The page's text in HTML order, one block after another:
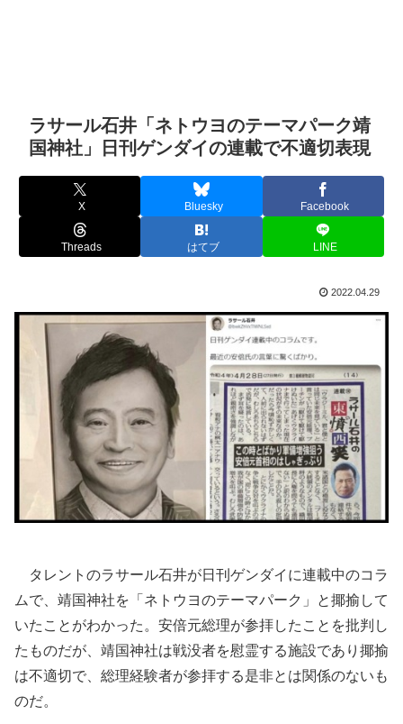
ラサール石井「ネトウヨのテーマパーク靖
国神社」日刊ゲンダイの連載で不適切表現
X Bluesky Facebook
Threads はてブ LINE
2022.04.29
タレントのラサール石井が日刊ゲンダイに連載中のコラ
ムで、靖国神社を「ネトウヨのテーマパーク」と揶揄して
いたことがわかった。安倍元総理が参拝したことを批判し
たものだが、靖国神社は戦没者を慰霊する施設であり揶揄
は不適切で、総理経験者が参拝する是非とは関係のないも
のだ。